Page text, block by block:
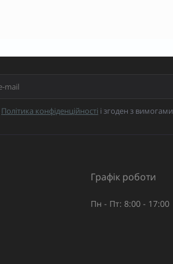
Політика конфіденційності і згоден з вимогами
Графік роботи
Пн - Пт: 8:00 - 17:00